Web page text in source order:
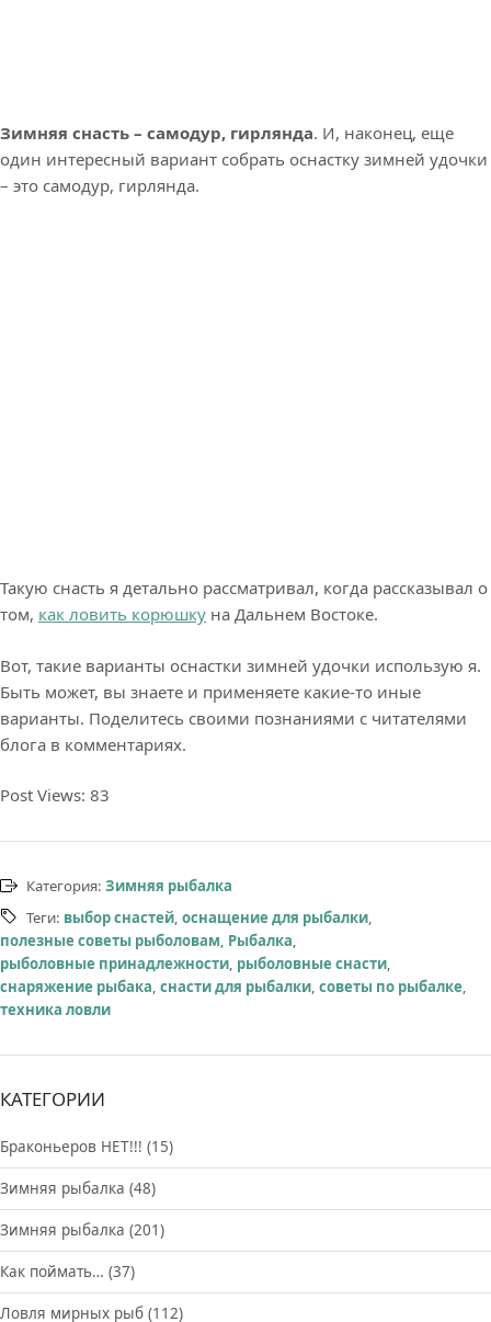
Зимняя снасть – самодур, гирлянда. И, наконец, еще
один интересный вариант собрать оснастку зимней удочки
– это самодур, гирлянда.
Такую снасть я детально рассматривал, когда рассказывал о
том, как ловить корюшку на Дальнем Востоке.
Вот, такие варианты оснастки зимней удочки использую я.
Быть может, вы знаете и применяете какие-то иные
варианты. Поделитесь своими познаниями с читателями
блога в комментариях.
Post Views: 83
Категория: Зимняя рыбалка
Теги: выбор снастей, оснащение для рыбалки,
полезные советы рыболовам, Рыбалка,
рыболовные принадлежности, рыболовные снасти,
снаряжение рыбака, снасти для рыбалки, советы по рыбалке,
техника ловли
КАТЕГОРИИ
Браконьеров НЕТ!!! (15)
Зимняя рыбалка (48)
Зимняя рыбалка (201)
Как поймать… (37)
Ловля мирных рыб (112)